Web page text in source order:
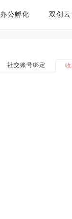
办公孵化 双创云
社交账号绑定